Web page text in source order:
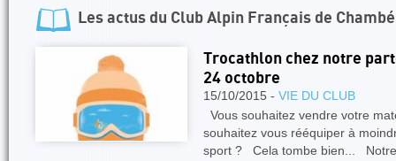
Les actus du Club Alpin Français de
Trocathlon chez notre
24 octobre
15/10/2015 - VIE DU CLUB
Vous souhaitez vendre votre
souhaitez vous rééquiper à
sport ? Cela tombe bien...